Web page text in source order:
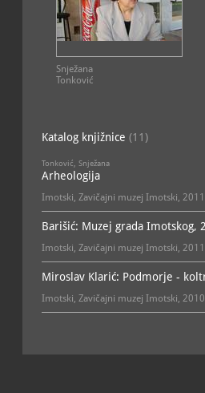
Snježana
Tonković
Katalog knjižnice (11)
Tonković, Snježana
Arheologija
Imotski, Zavičajni muzej Imotski, 2011
Barišić: Muzej grada Imotskog,
Imotski, Zavičajni muzej Imotski, 2011
Miroslav Klarić: Podmorje -
Imotski, Zavičajni muzej Imotski, 2010